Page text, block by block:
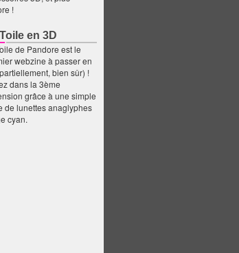
et les fantasmes pullulent. Prostitution, meurtre,
!
en 3D
de Pandore est le
webzine à passer en
bien sûr) !
dans la 3ème
grâce à une simple
de lunettes anaglyphes
cyan.